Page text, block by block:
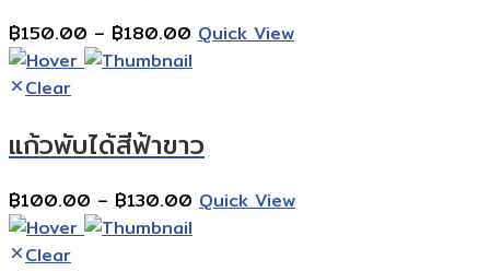
฿150.00 – ฿180.00 Price
range:
฿180.00
Quick View
Clear
แก้วพับได้สีฟ้าขาว
฿100.00 – ฿130.00 Price
Quick View
Clear